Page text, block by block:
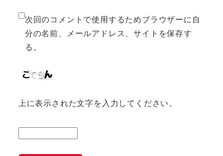
次回のコメントで使用するためブラウザーに自
分の名前、メールアドレス、サイトを保存す
る。
上に表示された文字を入力してください。